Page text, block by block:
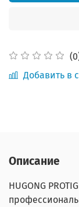
Добавить в
Описание
HUGONG